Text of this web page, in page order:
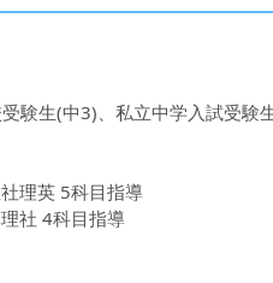
験生(中3)、私立中学入試受験
理英 5科目指導
社 4科目指導